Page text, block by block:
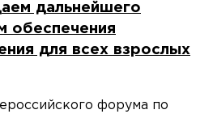
дальнейшего
обеспечения
для всех взрослых
форума по